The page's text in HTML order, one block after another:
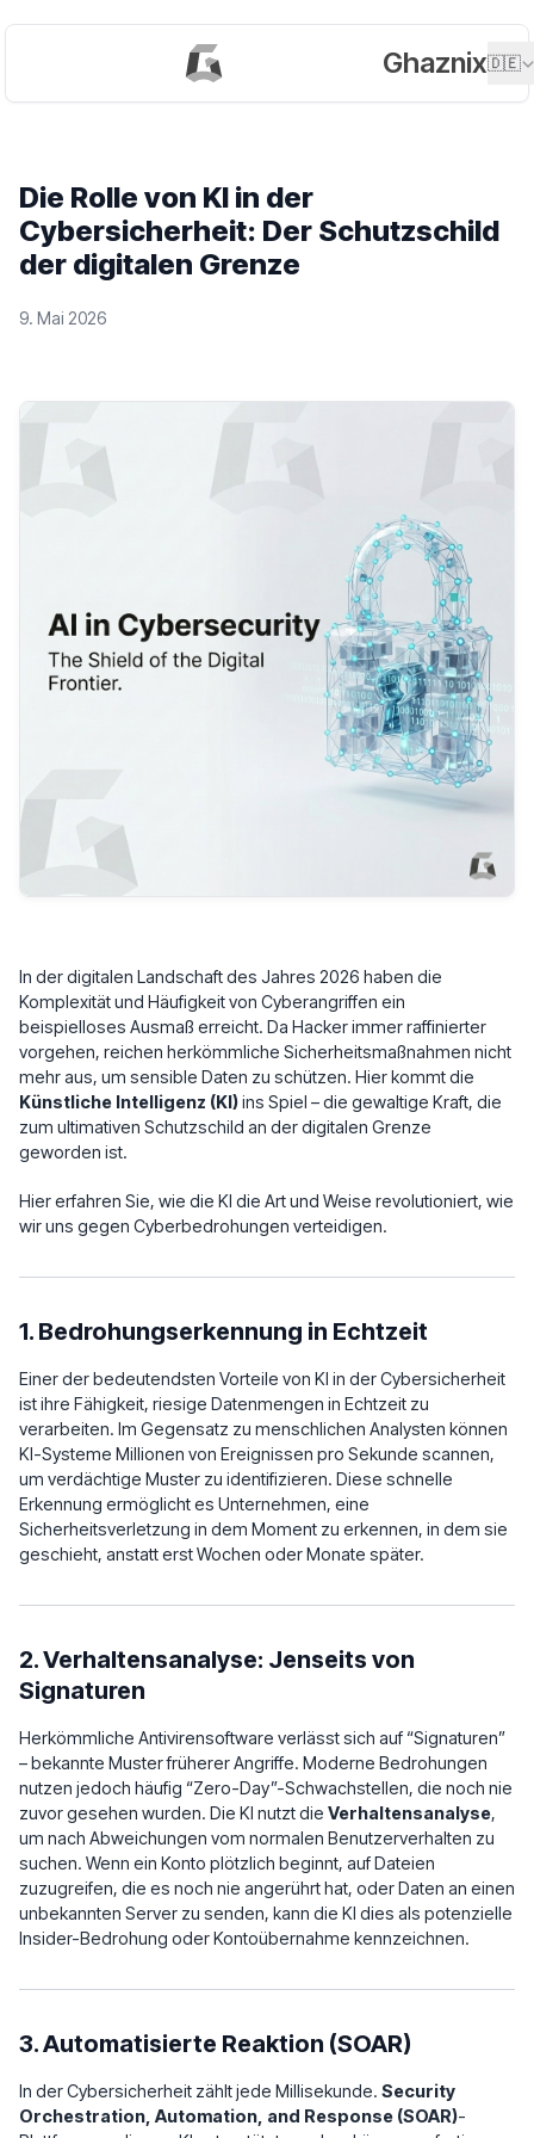
Ghaznix🇩🇪
Die Rolle von KI in der
Cybersicherheit: Der Schutzschild
der digitalen Grenze
9. Mai 2026
In der digitalen Landschaft des Jahres 2026 haben die
Komplexität und Häufigkeit von Cyberangriffen ein
beispielloses Ausmaß erreicht. Da Hacker immer raffinierter
vorgehen, reichen herkömmliche Sicherheitsmaßnahmen nicht
mehr aus, um sensible Daten zu schützen. Hier kommt die
Künstliche Intelligenz (KI)ins Spiel – die gewaltige Kraft, die
zum ultimativen Schutzschild an der digitalen Grenze
geworden ist.
Hier erfahren Sie, wie die KI die Art und Weise revolutioniert, wie
wir uns gegen Cyberbedrohungen verteidigen.
1. Bedrohungserkennung in Echtzeit
Einer der bedeutendsten Vorteile von KI in der Cybersicherheit
ist ihre Fähigkeit, riesige Datenmengen in Echtzeit zu
verarbeiten. Im Gegensatz zu menschlichen Analysten können
KI-Systeme Millionen von Ereignissen pro Sekunde scannen,
um verdächtige Muster zu identifizieren. Diese schnelle
Erkennung ermöglicht es Unternehmen, eine
Sicherheitsverletzung in dem Moment zu erkennen, in dem sie
geschieht, anstatt erst Wochen oder Monate später.
2. Verhaltensanalyse: Jenseits von
Signaturen
Herkömmliche Antivirensoftware verlässt sich auf “Signaturen”
– bekannte Muster früherer Angriffe. Moderne Bedrohungen
nutzen jedoch häufig “Zero-Day”-Schwachstellen, die noch nie
zuvor gesehen wurden. Die KI nutzt die Verhaltensanalyse,
um nach Abweichungen vom normalen Benutzerverhalten zu
suchen. Wenn ein Konto plötzlich beginnt, auf Dateien
zuzugreifen, die es noch nie angerührt hat, oder Daten an einen
unbekannten Server zu senden, kann die KI dies als potenzielle
Insider-Bedrohung oder Kontoübernahme kennzeichnen.
3. Automatisierte Reaktion (SOAR)
In der Cybersicherheit zählt jede Millisekunde. Security
Orchestration, Automation, and Response (SOAR)-